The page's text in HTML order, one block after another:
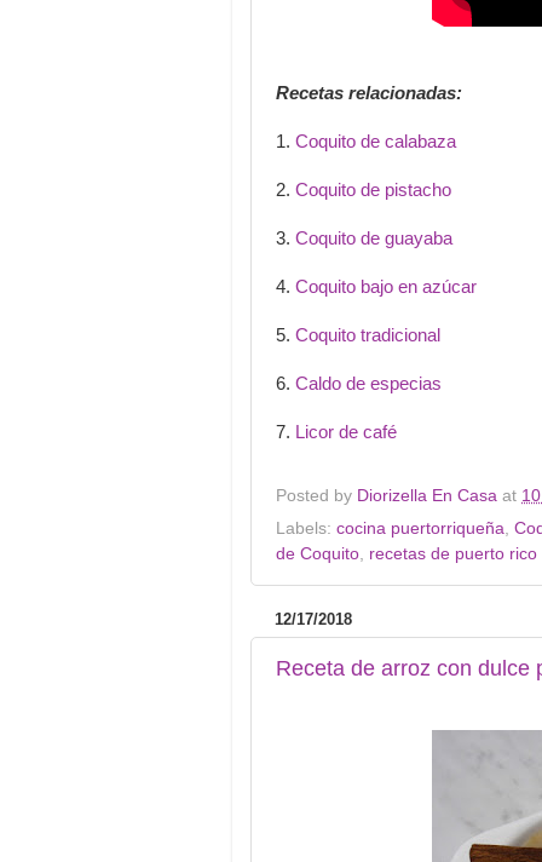
Recetas relacionadas:
1. Coquito de calabaza
2. Coquito de pistacho
3. Coquito de guayaba
4. Coquito bajo en azúcar
5. Coquito tradicional
6. Caldo de especias
7. Licor de café
Posted by Diorizella En Casa at
Labels: cocina puertorriqueña,
de Coquito, recetas de puerto rico
12/17/2018
Receta de arroz con dulce